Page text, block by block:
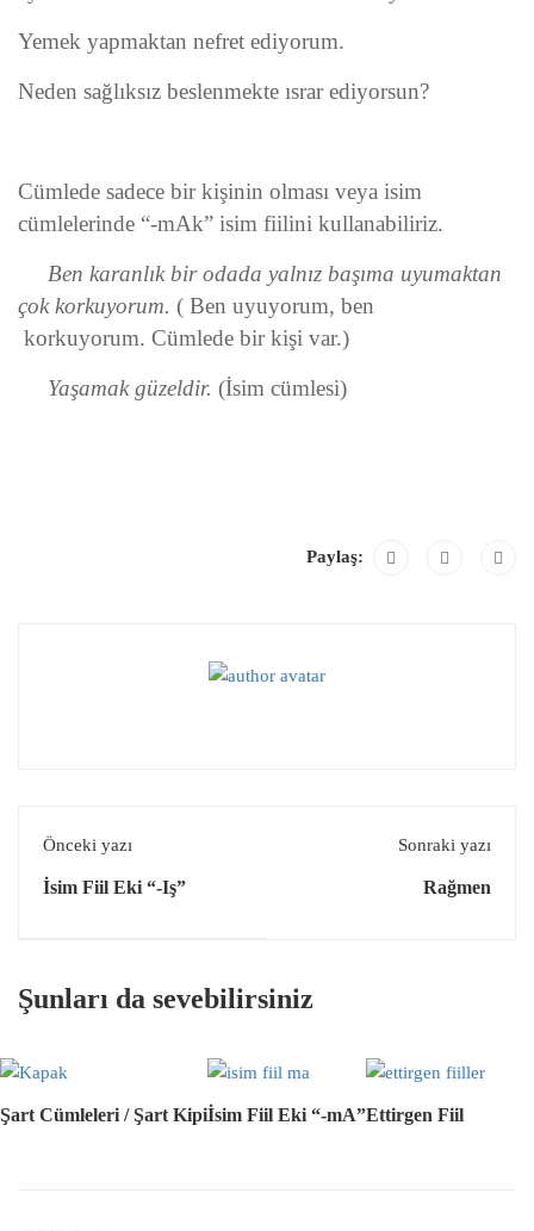
Yemek yapmaktan nefret ediyorum.
Neden sağlıksız beslenmekte ısrar ediyorsun?
Cümlede sadece bir kişinin olması veya isim
cümlelerinde “-mAk” isim fiilini kullanabiliriz.
Ben karanlık bir odada yalnız başıma uyumaktan
çok korkuyorum. ( Ben uyuyorum, ben
korkuyorum. Cümlede bir kişi var.)
Yaşamak güzeldir. (İsim cümlesi)
Paylaş:
Önceki yazı
İsim Fiil Eki “-Iş”
Sonraki yazı
Rağmen
Şunları da sevebilirsiniz
Şart Cümleleri / Şart Kipiİsim Fiil Eki “-mA”Ettirgen Fiil